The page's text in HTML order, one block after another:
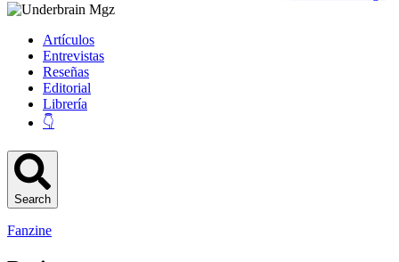
Artículos
Entrevistas
Reseñas
Editorial
Librería
👇
Search
Fanzine